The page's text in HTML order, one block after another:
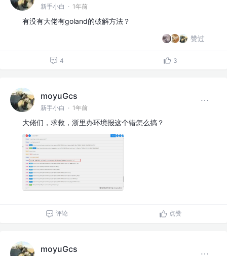
新手小白 · 1年前
有没有大佬有goland的破解方法？
赞过
4 3
moyuGcs
新手小白 · 1年前
大佬们，求救，浙里办环境报这个错怎么搞？
评论 点赞
moyuGcs